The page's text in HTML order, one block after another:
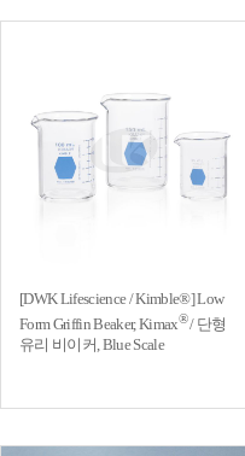
[DWK Lifescience / Kimble®] Low
Form Griffin Beaker, Kimax®/ 단형
유리 비이커, Blue Scale